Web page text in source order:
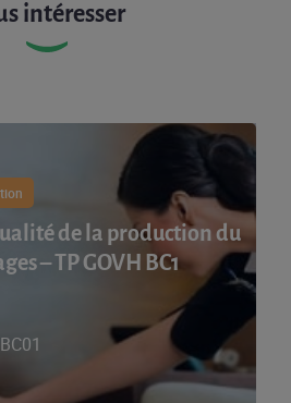
intéresser
de la production du
– TP GOVH BC1